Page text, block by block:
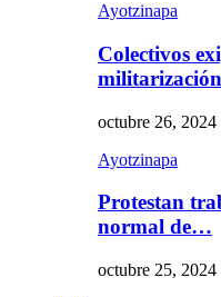
Ayotzinapa
Colectivos
octubre 26, 2024
Ayotzinapa
Protestan
normal de…
octubre 25, 2024